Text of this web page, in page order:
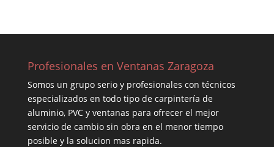
Profesionales en Ventanas Zaragoza
Somos un grupo serio y profesionales con técnicos
especializados en todo tipo de carpintería de
aluminio, PVC y ventanas para ofrecer el mejor
servicio de cambio sin obra en el menor tiempo
posible y la solucion mas rapida.